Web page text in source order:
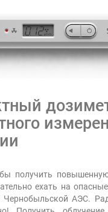
получить
ехать на
Чернобыльской АЭС.